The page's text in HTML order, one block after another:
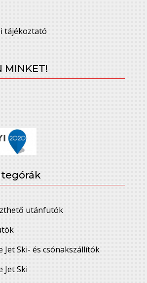
tájékoztató
MINKET!
utánfutók
Jet Ski- és csónakszállítók
Jet Ski